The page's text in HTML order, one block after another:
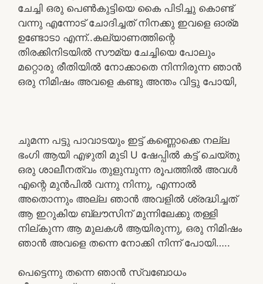
ചേച്ചി ഒരു പെൺകുട്ടിയെ കൈ പിടിച്ചു കൊണ്ട്
വന്നു എന്നോട് ചോദിച്ചത് നിനക്കു ഇവളെ ഓര്മ
ഉണ്ടോടാ എന്ന്..കല്യാണത്തിന്റെ
തിരക്കിനിടയിൽ സൗമ്യ ചേച്ചിയെ പോലും
മറ്റൊരു രീതിയിൽ നോക്കാതെ നിന്നിരുന്ന ഞാൻ
ഒരു നിമിഷം അവളെ കണ്ടു അന്തം വിട്ടു പോയി,
ചുമന്ന പട്ടു പാവാടയും ഇട്ട് കണ്ണൊക്കെ നല്ല
ഭംഗി ആയി എഴുതി മുടി U ഷേപ്പിൽ കട്ട് ചെയ്തു
ഒരു ശാലീനത്വം തുളുമ്പുന്ന രൂപത്തിൽ അവൾ
എന്റെ മുൻപിൽ വന്നു നിന്നു, എന്നാൽ
അതൊന്നും അല്ല ഞാൻ അവളിൽ ശ്രദ്ധിച്ചത്
ആ ഇറുകിയ ബ്ലൗസിന് മുന്നിലേക്കു തള്ളി
നില്കുന്ന ആ മുലകൾ ആയിരുന്നു, ഒരു നിമിഷം
ഞാൻ അവളെ തന്നെ നോക്കി നിന്ന് പോയി…..
പെട്ടെന്നു തന്നെ ഞാൻ സ്വബോധം